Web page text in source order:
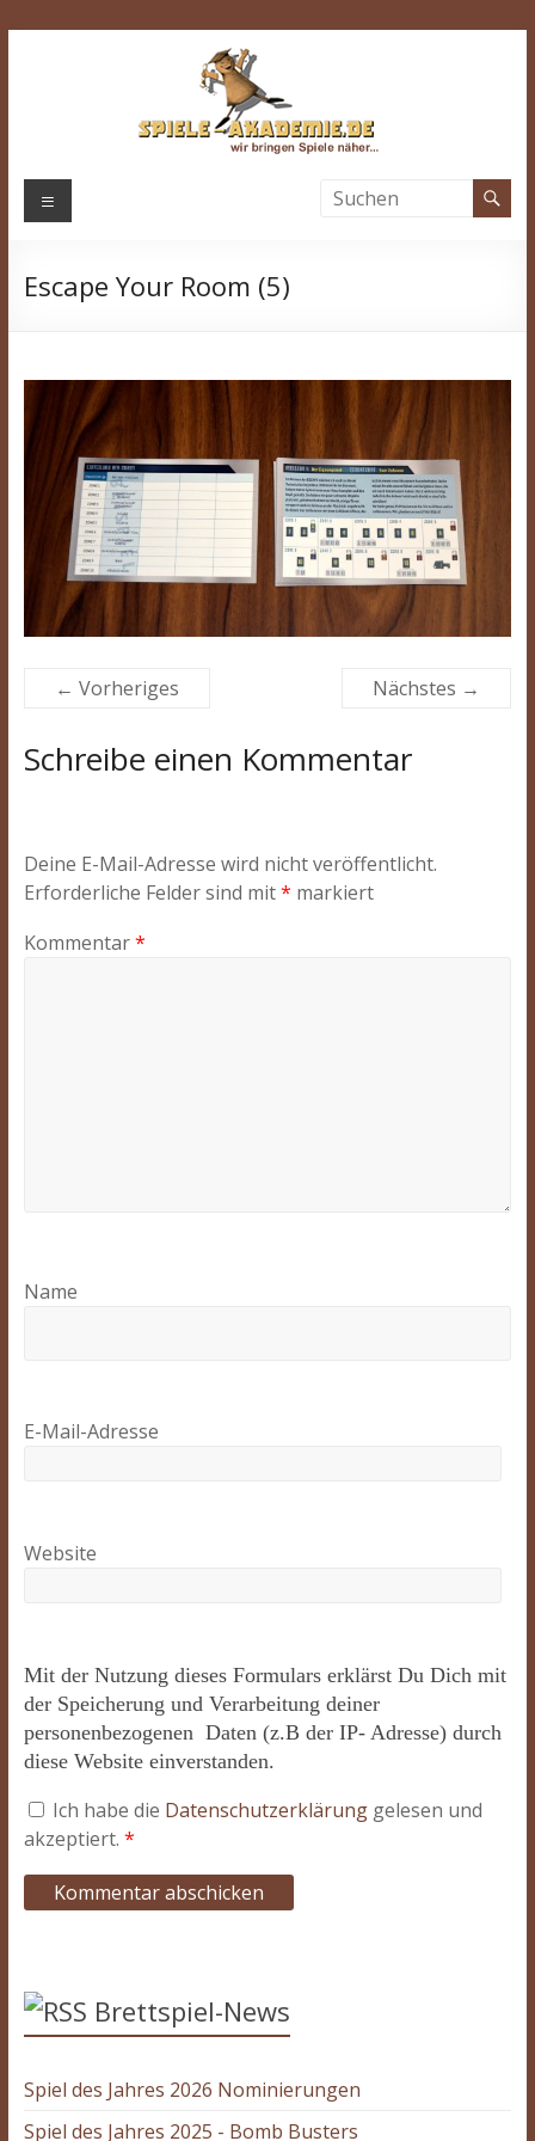
Spiele-
Wir
Menü
Escape Your Room (5)
← Vorheriges Nächstes →
Schreibe einen Kommentar
Deine E-Mail-Adresse wird nicht veröffentlicht.
Erforderliche Felder sind mit* markiert
Kommentar*
Name
E-Mail-Adresse
Website
Mit der Nutzung dieses Formulars erklärst Du Dich mit
der Speicherung und Verarbeitung deiner
personenbezogenen Daten (z.B der IP- Adresse) durch
diese Website einverstanden.
Ich habe die Datenschutzerklärung gelesen und
akzeptiert. *
Brettspiel-News
Spiel des Jahres 2026 Nominierungen
Spiel des Jahres 2025 - Bomb Busters